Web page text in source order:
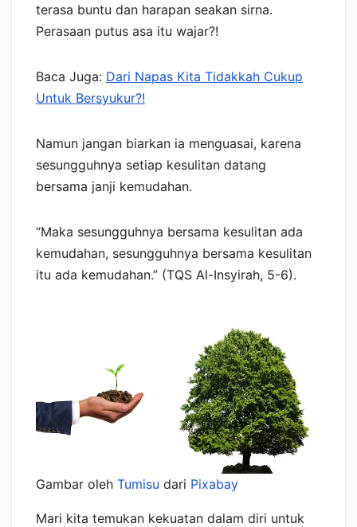
terasa buntu dan harapan seakan sirna.
Perasaan putus asa itu wajar?!
Baca Juga: Dari Napas Kita Tidakkah Cukup
Untuk Bersyukur?!
Namun jangan biarkan ia menguasai, karena
sesungguhnya setiap kesulitan datang
bersama janji kemudahan.
“Maka sesungguhnya bersama kesulitan ada
kemudahan, sesungguhnya bersama kesulitan
itu ada kemudahan.” (TQS Al-Insyirah, 5-6).
Gambar oleh Tumisu dari Pixabay
Mari kita temukan kekuatan dalam diri untuk